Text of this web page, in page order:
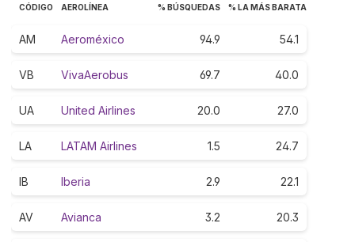
CÓDIGO AEROLÍNEA % BÚSQUEDAS % LA MÁS BARATA
AM Aeroméxico 94.9 54.1
VB VivaAerobus 69.7 40.0
UA United Airlines 20.0 27.0
LA LATAM Airlines 1.5 24.7
IB Iberia 2.9 22.1
AV Avianca 3.2 20.3